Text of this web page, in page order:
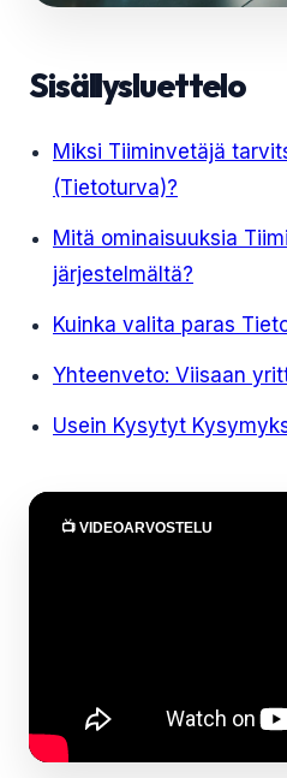
Sisällysluettelo
Miksi Tiiminvetäjä
(Tietoturva)?
Mitä ominaisuuksia
järjestelmältä?
Kuinka valita paras
Yhteenveto: Viisaan
Usein Kysytyt
📺 VIDEOARVOSTELU